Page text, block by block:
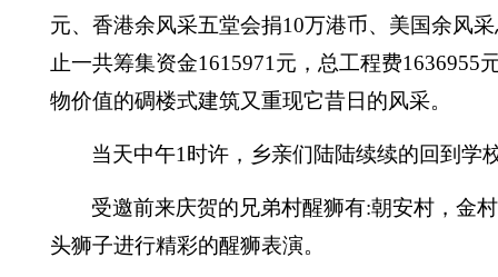
元、香港余风采五堂会捐10万港币、美国余风
止一共筹集资金1615971 元，总工程费1636955
物价值的碉楼式建筑又重现它昔日的风采。
当天中午1 时许，乡亲们陆陆续续的回到学
受邀前来庆贺的兄弟村醒狮有:朝安村，金
头狮子进行精彩的醒狮表演。